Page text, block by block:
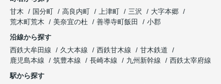
甘木
国分町 高良内町 上津町 三沢
大字本郷
荒木町荒木
美奈宜の杜 善導寺町飯田
小郡
沿線から探す
西鉄大牟田線
久大本線 西鉄甘木線
甘木鉄道
鹿児島本線
筑豊本線 長崎本線 九州新幹線
西鉄太宰府線
駅から探す